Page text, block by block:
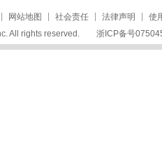
网站地图 社会责任 法律声明
使
All rights reserved. 浙ICP备号